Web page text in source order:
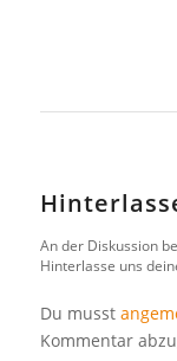
An der Diskussion
Hinterlasse uns
Du musst
Kommentar